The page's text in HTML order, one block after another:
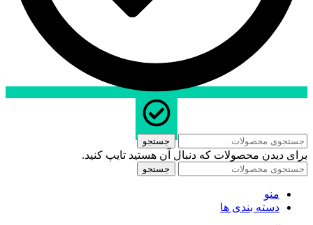
جستجو
برای دیدن محصولات که دنبال آن هستید تایپ کنید.
جستجو
منو
دسته بندی ها